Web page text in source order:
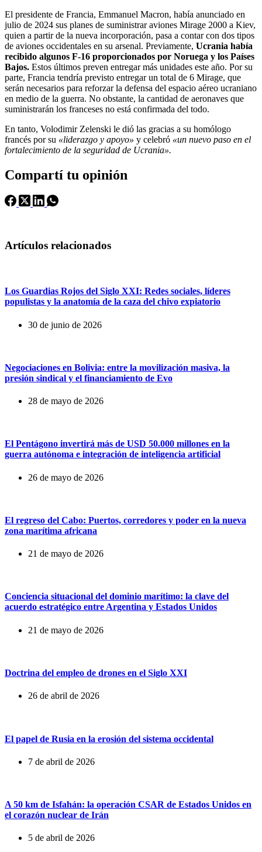
El presidente de Francia, Emmanuel Macron, había anunciado en
julio de 2024 sus planes de suministrar aviones Mirage 2000 a Kiev,
quien a partir de la nueva incorporación, pasa a contar con dos tipos
de aviones occidentales en su arsenal. Previamente, Ucrania había
recibido algunos F-16 proporcionados por Noruega y los Países
Bajos. Estos últimos preven entregar más unidades este año. Por su
parte, Francia tendría previsto entregar un total de 6 Mirage, que
serán necesarios para reforzar la defensa del espacio aéreo ucraniano
en medio de la guerra. No obstante, la cantidad de aeronaves que
suministrarán los franceses no está confirmada del todo.
En tanto, Volodimir Zelenski le dió las gracias a su homólogo
francés por su «liderazgo y apoyo» y celebró «un nuevo paso en el
fortalecimiento de la seguridad de Ucrania».
Compartí tu opinión
Artículos relacionados
Los Guardias Rojos del Siglo XXI: Redes sociales, líderes
populistas y la anatomía de la caza del chivo expiatorio
30 de junio de 2026
Negociaciones en Bolivia: entre la movilización masiva, la
presión sindical y el financiamiento de Evo
28 de mayo de 2026
El Pentágono invertirá más de USD 50.000 millones en la
guerra autónoma e integración de inteligencia artificial
26 de mayo de 2026
El regreso del Cabo: Puertos, corredores y poder en la nueva
zona marítima africana
21 de mayo de 2026
Conciencia situacional del dominio marítimo: la clave del
acuerdo estratégico entre Argentina y Estados Unidos
21 de mayo de 2026
Doctrina del empleo de drones en el Siglo XXI
26 de abril de 2026
El papel de Rusia en la erosión del sistema occidental
7 de abril de 2026
A 50 km de Isfahán: la operación CSAR de Estados Unidos en
el corazón nuclear de Irán
5 de abril de 2026